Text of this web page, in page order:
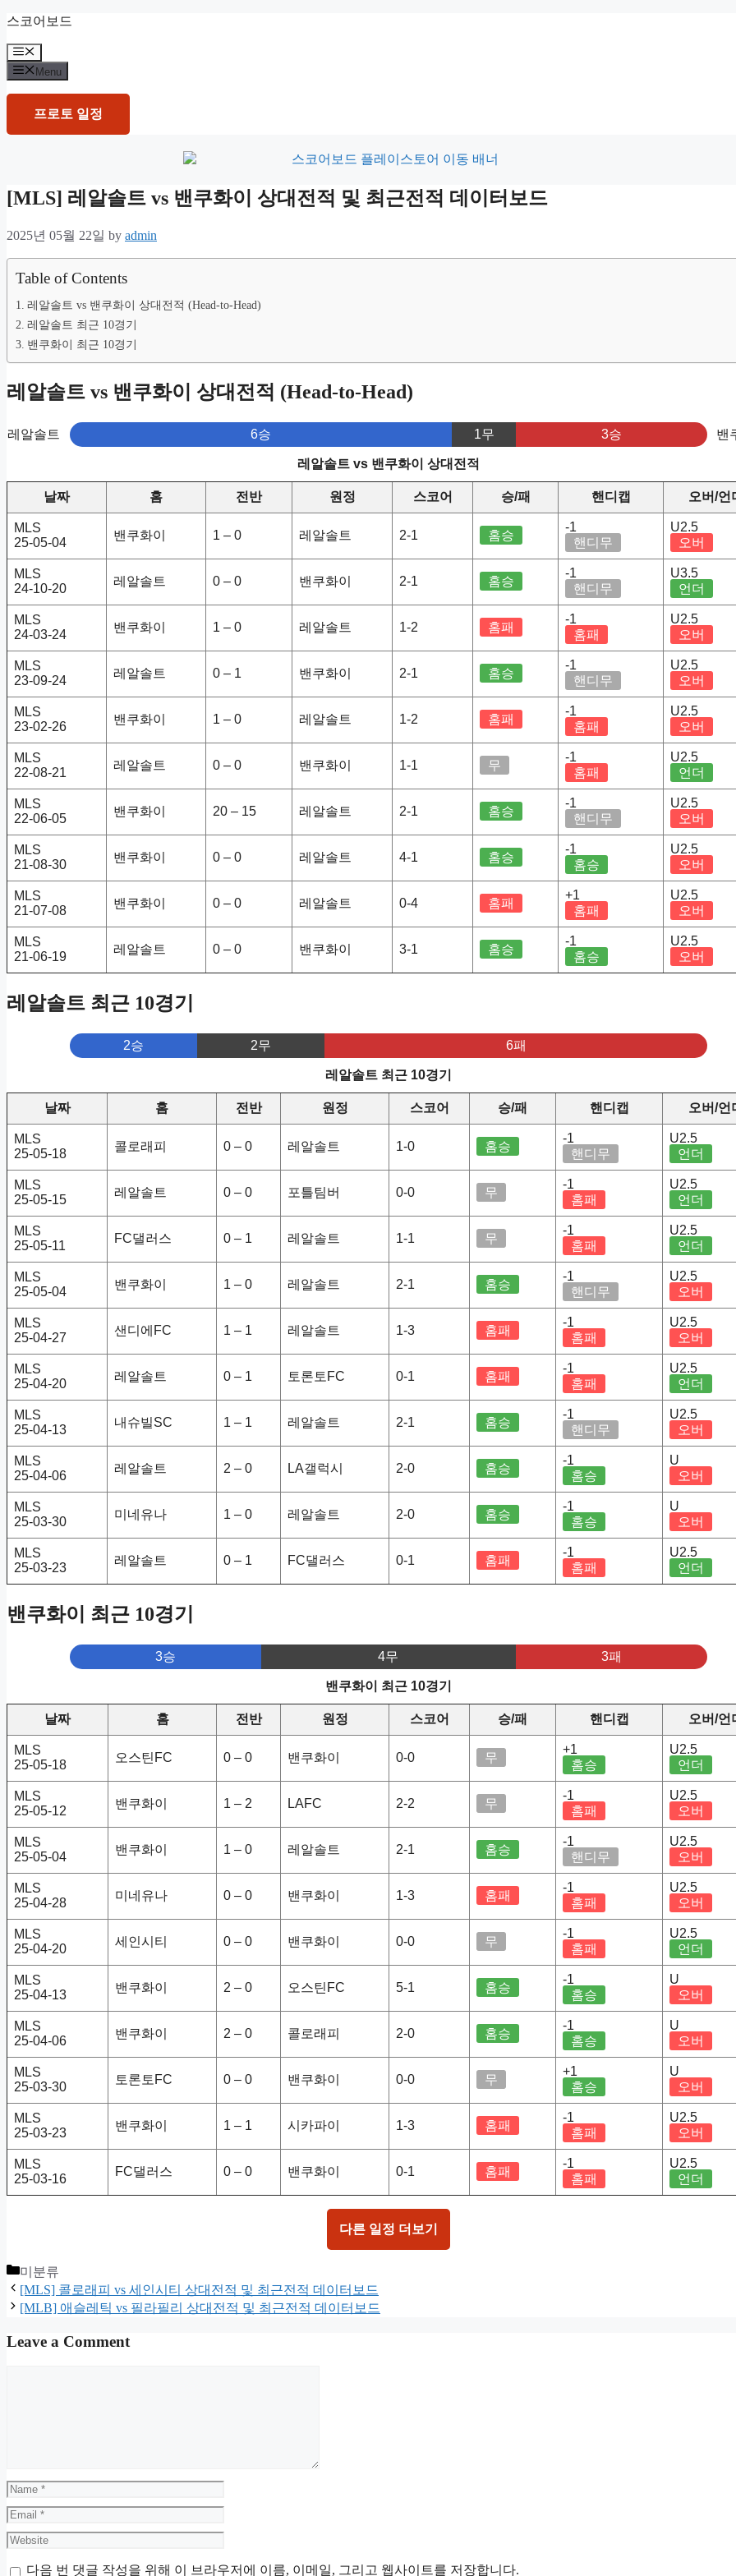
Skip
content
스코어보드
Menu
Menu
프로토 일정
[MLS] 레알솔트 vs 밴쿠화이 상대전적 및 최근전적 데이터보드
2025년 05월 22일 by admin
Table of Contents
레알솔트 vs 밴쿠화이 상대전적 (Head-to-Head)
레알솔트 최근 10경기
밴쿠화이 최근 10경기
레알솔트 vs 밴쿠화이 상대전적 (Head-to-Head)
레알솔트 6승 1무 3승 밴
레알솔트 vs 밴쿠화이 상대전적
날짜 홈 전반 원정 스코어 승/패 핸디캡 오버/언
MLS
25-05-04
밴쿠화이 1 – 0 레알솔트 2-1 홈승
-1
핸디무
U2.5
오버
MLS
24-10-20
레알솔트 0 – 0 밴쿠화이 2-1 홈승
-1
핸디무
U3.5
언더
MLS
24-03-24
밴쿠화이 1 – 0 레알솔트 1-2 홈패
-1
홈패
U2.5
오버
MLS
23-09-24
레알솔트 0 – 1 밴쿠화이 2-1 홈승
-1
핸디무
U2.5
오버
MLS
23-02-26
밴쿠화이 1 – 0 레알솔트 1-2 홈패
-1
홈패
U2.5
오버
MLS
22-08-21
레알솔트 0 – 0 밴쿠화이 1-1 무
-1
홈패
U2.5
언더
MLS
22-06-05
밴쿠화이 20 – 15 레알솔트 2-1 홈승
-1
핸디무
U2.5
오버
MLS
21-08-30
밴쿠화이 0 – 0 레알솔트 4-1 홈승
-1
홈승
U2.5
오버
MLS
21-07-08
밴쿠화이 0 – 0 레알솔트 0-4 홈패
+1
홈패
U2.5
오버
MLS
21-06-19
레알솔트 0 – 0 밴쿠화이 3-1 홈승
-1
홈승
U2.5
오버
레알솔트 최근 10경기
2승 2무 6패
레알솔트 최근 10경기
날짜 홈 전반 원정 스코어 승/패 핸디캡 오버/언
MLS
25-05-18
콜로래피 0 – 0 레알솔트 1-0 홈승
-1
핸디무
U2.5
언더
MLS
25-05-15
레알솔트 0 – 0 포틀팀버 0-0 무
-1
홈패
U2.5
언더
MLS
25-05-11
FC댈러스 0 – 1 레알솔트 1-1 무
-1
홈패
U2.5
언더
MLS
25-05-04
밴쿠화이 1 – 0 레알솔트 2-1 홈승
-1
핸디무
U2.5
오버
MLS
25-04-27
샌디에FC 1 – 1 레알솔트 1-3 홈패
-1
홈패
U2.5
오버
MLS
25-04-20
레알솔트 0 – 1 토론토FC 0-1 홈패
-1
홈패
U2.5
언더
MLS
25-04-13
내슈빌SC 1 – 1 레알솔트 2-1 홈승
-1
핸디무
U2.5
오버
MLS
25-04-06
레알솔트 2 – 0 LA갤럭시 2-0 홈승
-1
홈승
U
오버
MLS
25-03-30
미네유나 1 – 0 레알솔트 2-0 홈승
-1
홈승
U
오버
MLS
25-03-23
레알솔트 0 – 1 FC댈러스 0-1 홈패
-1
홈패
U2.5
언더
밴쿠화이 최근 10경기
3승 4무 3패
밴쿠화이 최근 10경기
날짜 홈 전반 원정 스코어 승/패 핸디캡 오버/언
MLS
25-05-18
오스틴FC 0 – 0 밴쿠화이 0-0 무
+1
홈승
U2.5
언더
MLS
25-05-12
밴쿠화이 1 – 2 LAFC 2-2 무
-1
홈패
U2.5
오버
MLS
25-05-04
밴쿠화이 1 – 0 레알솔트 2-1 홈승
-1
핸디무
U2.5
오버
MLS
25-04-28
미네유나 0 – 0 밴쿠화이 1-3 홈패
-1
홈패
U2.5
오버
MLS
25-04-20
세인시티 0 – 0 밴쿠화이 0-0 무
-1
홈패
U2.5
언더
MLS
25-04-13
밴쿠화이 2 – 0 오스틴FC 5-1 홈승
-1
홈승
U
오버
MLS
25-04-06
밴쿠화이 2 – 0 콜로래피 2-0 홈승
-1
홈승
U
오버
MLS
25-03-30
토론토FC 0 – 0 밴쿠화이 0-0 무
+1
홈승
U
오버
MLS
25-03-23
밴쿠화이 1 – 1 시카파이 1-3 홈패
-1
홈패
U2.5
오버
MLS
25-03-16
FC댈러스 0 – 0 밴쿠화이 0-1 홈패
-1
홈패
U2.5
언더
다른 일정 더보기
Categories
미분류
[MLS] 콜로래피 vs 세인시티 상대전적 및 최근전적 데이터보드
[MLB] 애슬레틱 vs 필라필리 상대전적 및 최근전적 데이터보드
Leave a Comment
Name
Email
Website
다음 번 댓글 작성을 위해 이 브라우저에 이름, 이메일, 그리고 웹사이트를 저장합니다.